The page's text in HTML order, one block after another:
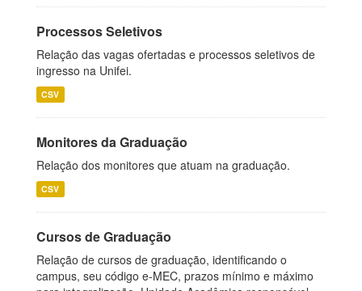
Processos Seletivos
Relação das vagas ofertadas e processos seletivos de
ingresso na Unifei.
CSV
Monitores da Graduação
Relação dos monitores que atuam na graduação.
CSV
Cursos de Graduação
Relação de cursos de graduação, identificando o
campus, seu código e-MEC, prazos mínimo e máximo